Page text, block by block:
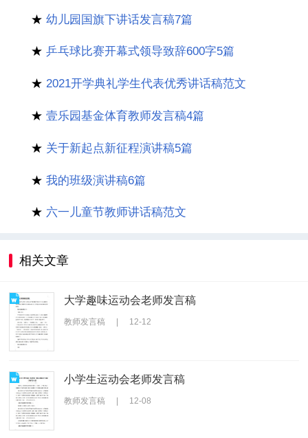
★幼儿园国旗下讲话发言稿7篇
★乒乓球比赛开幕式领导致辞600字5篇
★2021开学典礼学生代表优秀讲话稿范文
★壹乐园基金体育教师发言稿4篇
★ 关于新起点新征程演讲稿5篇
★我的班级演讲稿6篇
★ 六一儿童节教师讲话稿范文
相关文章
大学趣味运动会老师发言稿
教师发言稿 12-12
小学生运动会老师发言稿
教师发言稿 12-08